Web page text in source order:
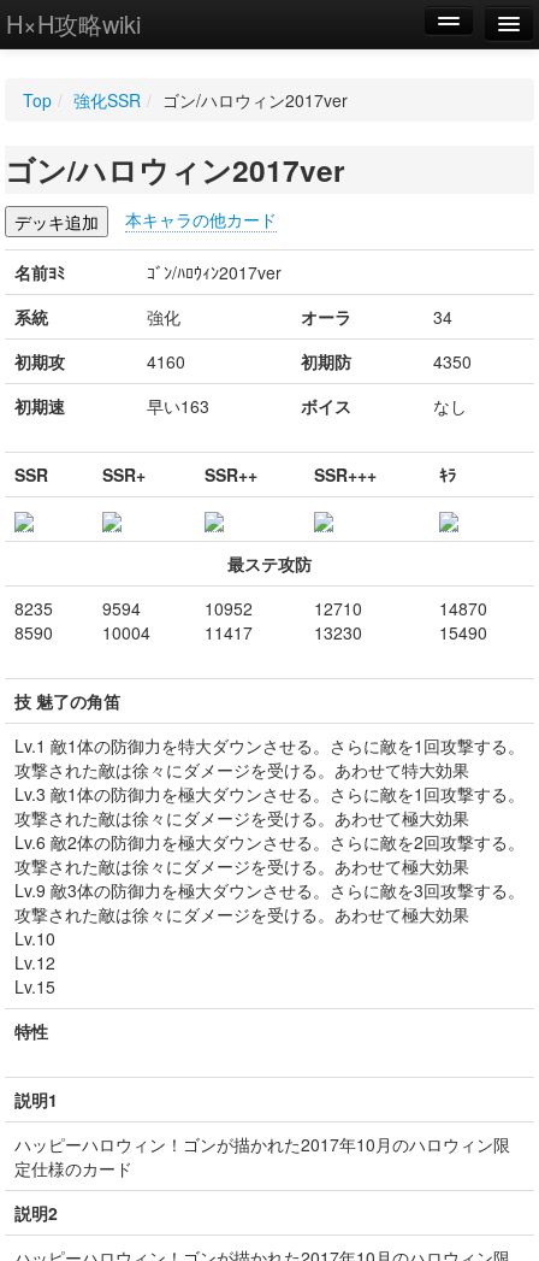
H×H攻略wiki
WIKI
設定
Top / 強化SSR / ゴン/ハロウィン2017ver
ゴン/ハロウィン2017ver
本キャラの他カード
名前ﾖﾐ
ｺﾞﾝ/ﾊﾛｳｨﾝ2017ver
系統
強化 オーラ
34
初期攻
4160 初期防
4350
初期速
早い163 ボイス なし
SSR SSR+ SSR++ SSR+++ ｷﾗ
最ステ攻防
8235
8590
9594
10004
10952
11417
12710
13230
14870
15490
技 魅了の角笛
Lv.1 敵1体の防御力を特大ダウンさせる。さらに敵を1回攻撃する。
攻撃された敵は徐々にダメージを受ける。あわせて特大効果
Lv.3 敵1体の防御力を極大ダウンさせる。さらに敵を1回攻撃する。
攻撃された敵は徐々にダメージを受ける。あわせて極大効果
Lv.6 敵2体の防御力を極大ダウンさせる。さらに敵を2回攻撃する。
攻撃された敵は徐々にダメージを受ける。あわせて極大効果
Lv.9 敵3体の防御力を極大ダウンさせる。さらに敵を3回攻撃する。
攻撃された敵は徐々にダメージを受ける。あわせて極大効果
Lv.10
Lv.12
Lv.15
特性
説明1
ハッピーハロウィン！ゴンが描かれた2017年10月のハロウィン限
定仕様のカード
説明2